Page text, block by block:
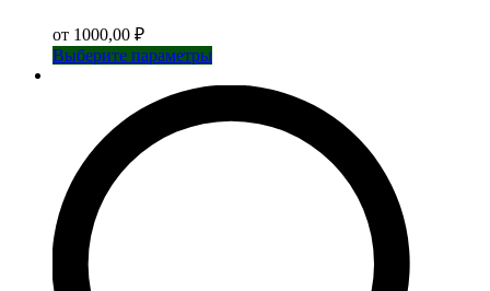
от 1000,00 ₽
Выберите параметрыЭтот
вариаций.